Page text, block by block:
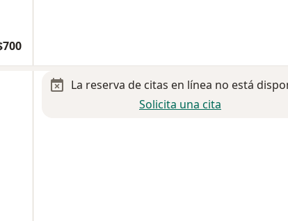
La reserva de citas en línea no está
Solicita una cita